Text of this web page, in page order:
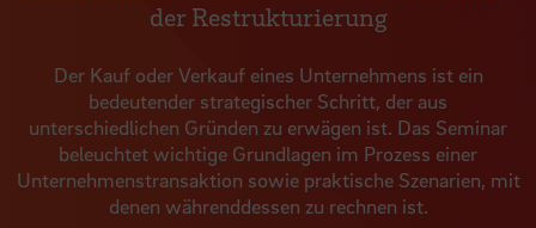
der Restrukturierung
Der Kauf oder Verkauf eines Unternehmens ist ein
bedeutender strategischer Schritt, der aus
unterschiedlichen Gründen zu erwägen ist. Das Seminar
beleuchtet wichtige Grundlagen im Prozess einer
Unternehmenstransaktion sowie praktische Szenarien, mit
denen währenddessen zu rechnen ist.